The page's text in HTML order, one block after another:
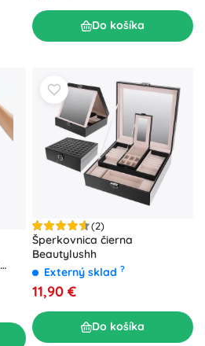
Do košíka
(2)
Šperkovnica čierna
Beautylushh
Externý sklad ?
11,90 €
Do košíka